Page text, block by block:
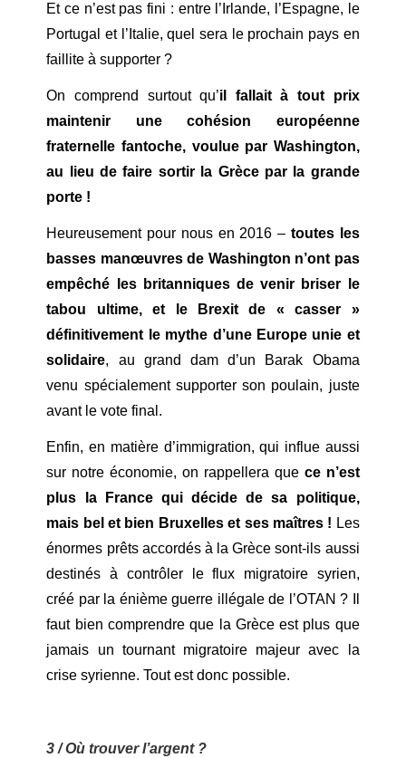
Et ce n’est pas fini : entre l’Irlande, l’Espagne, le
Portugal et l’Italie, quel sera le prochain pays en
faillite à supporter ?
On comprend surtout qu’il fallait à tout prix
maintenir une cohésion européenne
fraternelle fantoche, voulue par Washington,
au lieu de faire sortir la Grèce par la grande
porte !
Heureusement pour nous en 2016 – toutes les
basses manœuvres de Washington n’ont pas
empêché les britanniques de venir briser le
tabou ultime, et le Brexit de « casser »
définitivement le mythe d’une Europe unie et
solidaire, au grand dam d’un Barak Obama
venu spécialement supporter son poulain, juste
avant le vote final.
Enfin, en matière d’immigration, qui influe aussi
sur notre économie, on rappellera que ce n’est
plus la France qui décide de sa politique,
mais bel et bien Bruxelles et ses maîtres ! Les
énormes prêts accordés à la Grèce sont-ils aussi
destinés à contrôler le flux migratoire syrien,
créé par la énième guerre illégale de l’OTAN ? Il
faut bien comprendre que la Grèce est plus que
jamais un tournant migratoire majeur avec la
crise syrienne. Tout est donc possible.
3 / Où trouver l’argent ?